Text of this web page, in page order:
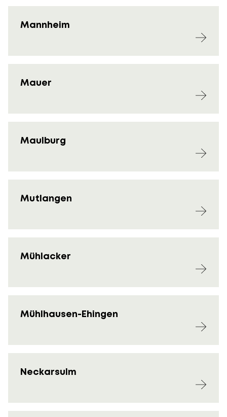
Mannheim
Mauer
Maulburg
Mutlangen
Mühlacker
Mühlhausen-Ehingen
Neckarsulm